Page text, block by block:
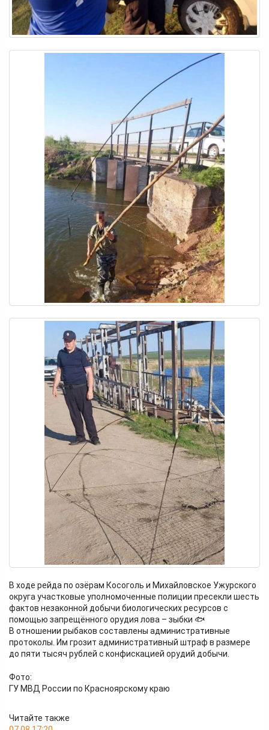
В ходе рейда по озёрам Косоголь и Михайловское Ужурского
округа участковые уполномоченные полиции пресекли шесть
фактов незаконной добычи биологических ресурсов с
помощью запрещённого орудия лова – зыбки 🐟
В отношении рыбаков составлены административные
протоколы. Им грозит административный штраф в размере
до пяти тысяч рублей с конфискацией орудий добычи.
Фото:
ГУ МВД России по Красноярскому краю
Читайте также